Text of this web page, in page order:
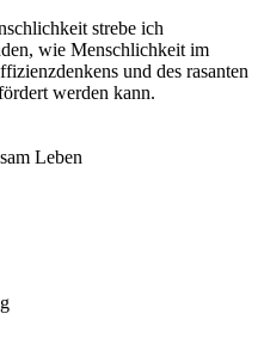
strebe ich
wie Menschlichkeit im
und des rasanten
werden kann.
Leben